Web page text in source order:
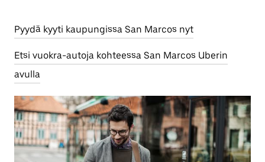
Pyydä kyyti kaupungissa San Marcos nyt
Etsi vuokra-autoja kohteessa San Marcos Uberin
avulla